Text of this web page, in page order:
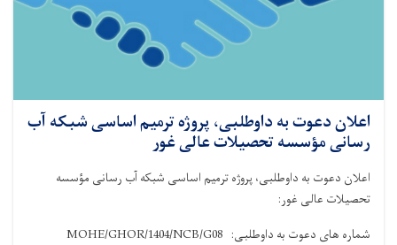
اعلان دعوت به داوطلبی، پروژه ترمیم اساسی شبکه آب
رسانی مؤسسه تحصیلات عالی غور
اعلان دعوت به داوطلبی، پروژه ترمیم اساسی شبکه آب رسانی مؤسسه
تحصیلات عالی غور:
شماره های دعوت به داوطلبی: MOHE/GHOR/1404/NCB/G08